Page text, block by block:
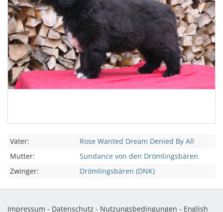
Vater:
Rose Wanted Dream Denied By All
Mutter:
Sundance von den Drömlingsbären
Zwinger:
Drömlingsbären (DNK)
Impressum - Datenschutz - Nutzungsbedingungen - English